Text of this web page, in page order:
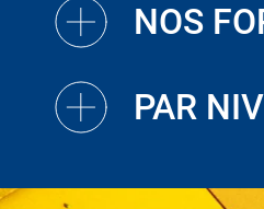
NOS
PAR